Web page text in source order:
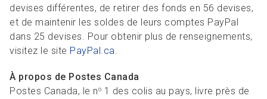
devises différentes, de retirer des fonds en 56 devises,
et de maintenir les soldes de leurs comptes PayPal
dans 25 devises. Pour obtenir plus de renseignements,
visitez le site PayPal.ca.
À propos de Postes Canada
Postes Canada, le no 1 des colis au pays, livre près de